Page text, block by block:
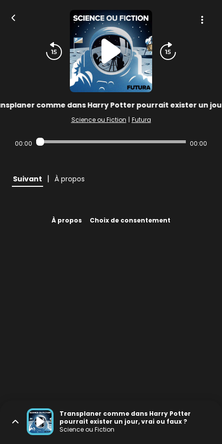
comme dans Harry Potter pourrait exister un
Science ou Fiction | Futura
00:00 00:00
Suivant | À propos
À propos Choix de consentement
Transplaner comme dans Harry Potter
pourrait exister un jour, vrai ou faux ?
Science ou Fiction